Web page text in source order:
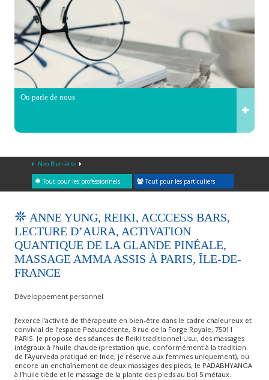
On parle de nous
Neo Bien-être
Tout pour les professionnels Tout pour les particuliers
ANNE YUNG, REIKI, ACCCESS BARS,
LECTURE D’AURA, ACTIVATION
QUANTIQUE DE LA GLANDE PINÉALE,
MASSAGE AMMA ASSIS À PARIS, ÎLE-DE-
FRANCE
Développement personnel
J’exerce l’activité de thérapeute en bien-être dans le cadre chaleureux et
convivial de l’espace Peauzdétente, 8 rue de la Forge Royale, 75011
PARIS. Je propose des séances de Reiki traditionnel Usui, des massages
intégraux à l’huile chaude (prestation que, conformément à la tradition
de l’Ayurveda pratiqué en Inde, je réserve aux femmes uniquement), ou
encore un enchaînement de deux massages des pieds, le PADABHYANGA
à l’huile tiède et le massage de la plante des pieds au bol 5 métaux.